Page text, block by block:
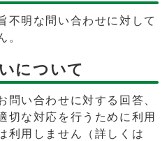
不明な問い合わせに対して
。
について
問い合わせに対する回答、
切な対応を行うために利用
利用しません（詳しくは